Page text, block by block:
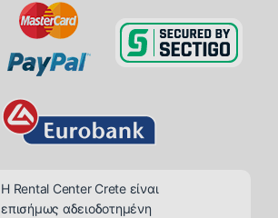
Η Rental Center Crete είναι
επισήμως αδειοδοτημένη